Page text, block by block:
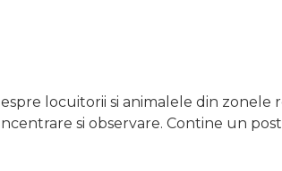
locuitorii si animalele din zonele
si observare. Contine un